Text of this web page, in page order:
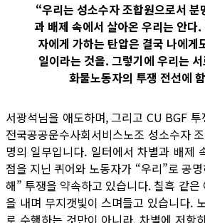
“우리는 성소수자 조합원으로서 분
과 배제 속에서 살아온 우리는 안다
자에게 가하는 탄압은 결국 나에게
일이라는 것을. 그렇기에 우리는
화물노동자의 투쟁 전선에
서광석님을 애도하며, 그리고 CU BGF
전국공공운수사회서비스노조 성소수자
명의 일부입니다. 일터에서 차별과 배제
점을 지닌 퀴어와 노동자가 “우리”로 공
해” 투쟁을 약속하고 있습니다. 칠흑 같은
을 내며 무지갯빛이 스며들고 있습니다.
로 수행하는 것만이 아니라, 차별에 저항